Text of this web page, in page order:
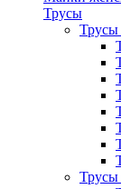
Трусы
Трусы